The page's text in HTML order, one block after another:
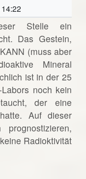
Stelle ein
Das Gestein,
(muss aber
Mineral
ist in der 25
noch kein
der eine
Auf dieser
Radioktivität